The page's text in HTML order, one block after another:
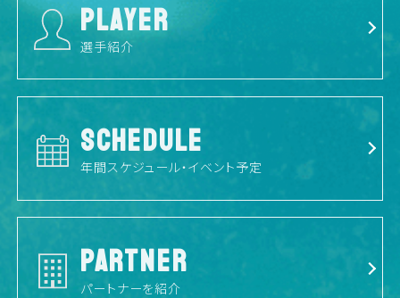
PLAYER
選手紹介
SCHEDULE
年間スケジュール・イベント予定
PARTNER
パートナーを紹介